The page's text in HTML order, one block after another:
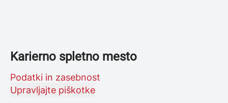
Karierno spletno mesto
Podatki in zasebnost
Upravljajte piškotke